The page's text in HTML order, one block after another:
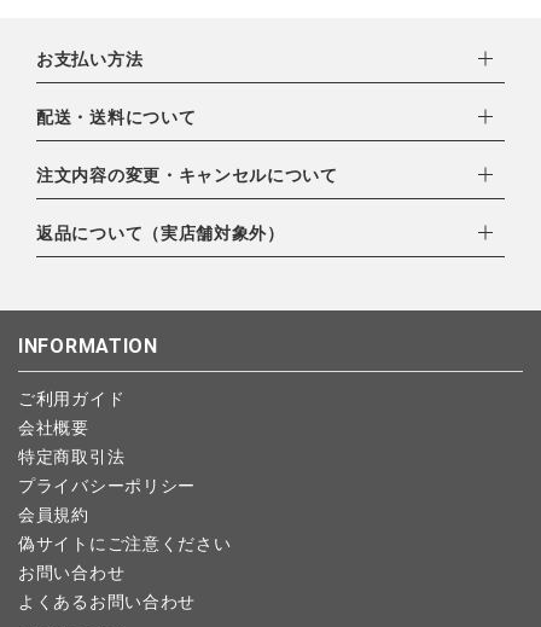
ギフト
ブランド
全ての商品
特集
ご利用ガイド
お問い合わせ
ショップリスト
お支払い方法
下記お支払い方法よりお選びいただけます。
・クレジットカード（VISA,mastercard,JCB,AMERICAN
EXPRESS,Diners Club）
・amazonペイメント
・楽天ペイ
・PayPay
配送・送料について
配達業者：日本郵便
北海道：1,400円
注文内容の変更・キャンセルについて
ご注文日当日から翌日のAM9:00までにご連絡頂いた場合はキャ
ンセルは可能です。
します。
予約商品など一部キャンセルが出来ない場合がございます。あら
かじめご了承ください。
返品について（実店舗対象外）
こちら よりご依頼ください。
INFORMATION
ご利用ガイド
会社概要
特定商取引法
プライバシーポリシー
会員規約
偽サイトにご注意ください
お問い合わせ
よくあるお問い合わせ